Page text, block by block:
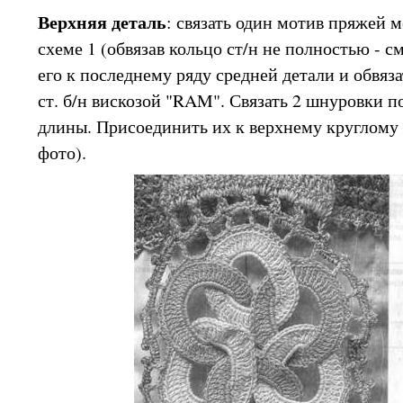
Верхняя деталь: связать один мотив пряжей
схеме 1 (обвязав кольцо ст/н не полностью -
его к последнему ряду средней детали и
ст. б/н вискозой "RAM". Связать 2 шнуровки
длины. Присоединить их к верхнему круглому
фото).